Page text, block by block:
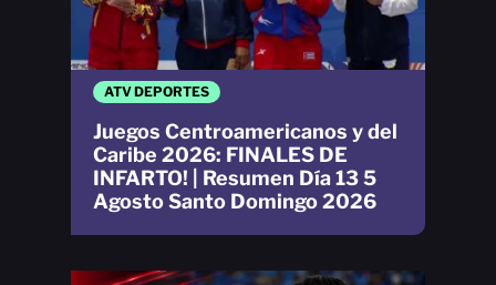
ATV DEPORTES
Juegos Centroamericanos y del
Caribe 2026: FINALES DE
INFARTO! | Resumen Día 13 5
Agosto Santo Domingo 2026